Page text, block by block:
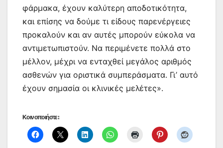
φάρμακα, έχουν καλύτερη αποδοτικότητα,
και επίσης να δούμε τι είδους παρενέργειες
προκαλούν και αν αυτές μπορούν εύκολα να
αντιμετωπιστούν. Να περιμένετε πολλά στο
μέλλον, μέχρι να ενταχθεί μεγάλος αριθμός
ασθενών για οριστικά συμπεράσματα. Γι’ αυτό
έχουν σημασία οι κλινικές μελέτες».
Κοινοποιήστε: